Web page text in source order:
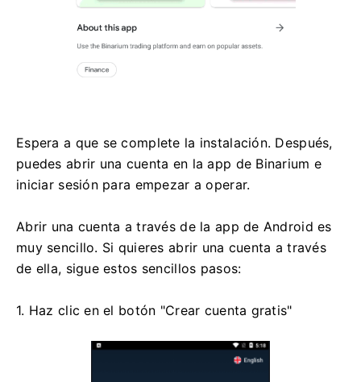
Espera a que se complete la instalación. Después,
puedes abrir una cuenta en la app de Binarium e
iniciar sesión para empezar a operar.
Abrir una cuenta a través de la app de Android es
muy sencillo. Si quieres abrir una cuenta a través
de ella, sigue estos sencillos pasos:
1. Haz clic en el botón "Crear cuenta gratis"